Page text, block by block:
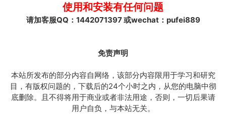
使用和安装有任何问题
请加客服QQ：1442071397 或wechat：pufei889
免责声明
本站所发布的部分内容自网络，该部分内容限用于学习和研究
目，有版权问题的，下载后的24个小时之内，从您的电脑中彻
底删除。且不得将用于商业或者非法用途，否则，一切后果请
用户自负，与本站无关。